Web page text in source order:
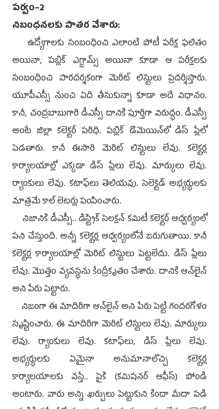
పర్వం–2
నిబంధనలకు పాతర వేశారు:
ఉద్యోగాలకు సంబంధించి ఎలాంటి పోటీ పరీక్ష ఫలితం
అయినా, పబ్లిక్‌ ఎగ్జామ్స్‌ అయినా కూడా ఆ పరీక్షలకు
సంబంధించి పారదర్శకంగా మెరిట్‌ లిస్టులు ప్రదర్శిస్తారు.
యూపీఎస్సీ నుంచి ఏది తీసుకున్నా కూడా అదే విధానం.
కానీ, చంద్రబాబుగారి డీఎస్సీ దానికి పూర్తిగా విరుద్ధం. డీఎస్సీ
అంటే జిల్లా కలెక్టర్‌ పరిధి. పబ్లిక్‌ డొమెయిన్‌లో డిస్‌ ప్లేలో
పెడతారు. కానీ ఈసారి మెరిట్‌ లిస్టులు లేవు. కలెక్టర్ల
కార్యాలయాల్లో ఎక్కడా డిస్‌ ప్లేలు లేవు. మార్కులు లేవు.
ర్యాంకులు లేవు. కటాఫ్‌లు తెలియవు. సెలెక్టెడ్‌ అభ్యర్థులకు
మాత్రమే కాల్‌ లెటర్లు పంపించారు.
నిజానికి డీఎస్సీ.. డిస్ట్రిక్‌ సెలక్షన్‌ కమిటీ కలెక్టర్‌ ఆధ్వర్యంలో
పని చేస్తుంది. అన్నీ కలెక్టర్ల ఆధ్వర్యంలోనే జరుగుతాయి. కానీ
కలెక్టర్ల కార్యాలయాల్లో మెరిట్‌ లిస్టులు పెట్టలేదు. డిస్‌ ప్లేలు
లేవు. మొత్తం వ్యవస్థను కేంద్రీకృతం చేశారు. దానికి ఆన్‌లైన్‌
అని పేరు పెట్టారు.
నిజంగా ఈ మాదిరిగా ఆన్‌లైన్‌ అని పేరు పెట్టి గందరగోళం
సృష్టించారు. ఈ మాదిరిగా మెరిట్‌ లిస్టులు లేవు. మార్కులు
లేవు. ర్యాంకులు లేవు. కటాఫ్‌లు, డిస్‌ ప్లేలు లేవు.
అభ్యర్థులకు ఏమైనా అనుమానాలొచ్చి కలెక్టర్ల
కార్యాలయాలకు వస్తే.. పైకి (కమిషనర్‌ ఆఫీస్‌) పోండి
అంటారు. వారు అన్ని ఖర్చులు పెట్టుకుని కిందా మీదా పడి